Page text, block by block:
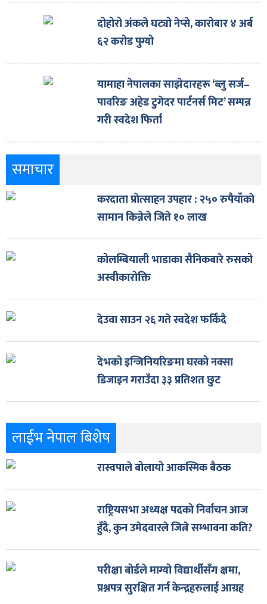
दोहोरो अंकले घट्यो नेप्से, कारोबार ४ अर्ब
६२ करोड पुग्यो
यामाहा नेपालका साझेदारहरू ‘ब्लु सर्ज–
पावरिङ अहेड टुगेदर पार्टनर्स मिट’ सम्पन्न
गरी स्वदेश फिर्ता
समाचार
करदाता प्राेत्साहन उपहार : २५० रुपैयाँकाे
सामान किन्नेले जिते १० लाख
कोलम्बियाली भाडाका सैनिकबारे रुसको
अस्वीकारोक्ति
देउवा साउन २६ गते स्वदेश फर्किँदै
देभको इन्जिनियरिङमा घरको नक्सा
डिजाइन गराउँदा ३३ प्रतिशत छुट
लाईभ नेपाल बिशेष
रास्वपाले बोलायो आकस्मिक बैठक
राष्ट्रियसभा अध्यक्ष पदको निर्वाचन आज
हुँदै, कुन उमेदवारले जित्ने सम्भावना कति?
परीक्षा बोर्डले माग्यो विद्यार्थीसँग क्षमा,
प्रश्नपत्र सुरक्षित गर्न केन्द्रहरुलाई आग्रह